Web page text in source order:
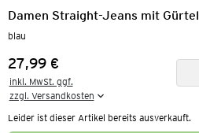
Damen Straight-Jeans mit Gürtel
blau
Preis:
27,99 €
inkl. MwSt. ggf.
zzgl. Versandkosten
Leider ist dieser Artikel bereits ausverkauft.